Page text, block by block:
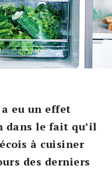
eu un effet
dans le fait qu’il
à cuisiner
des derniers